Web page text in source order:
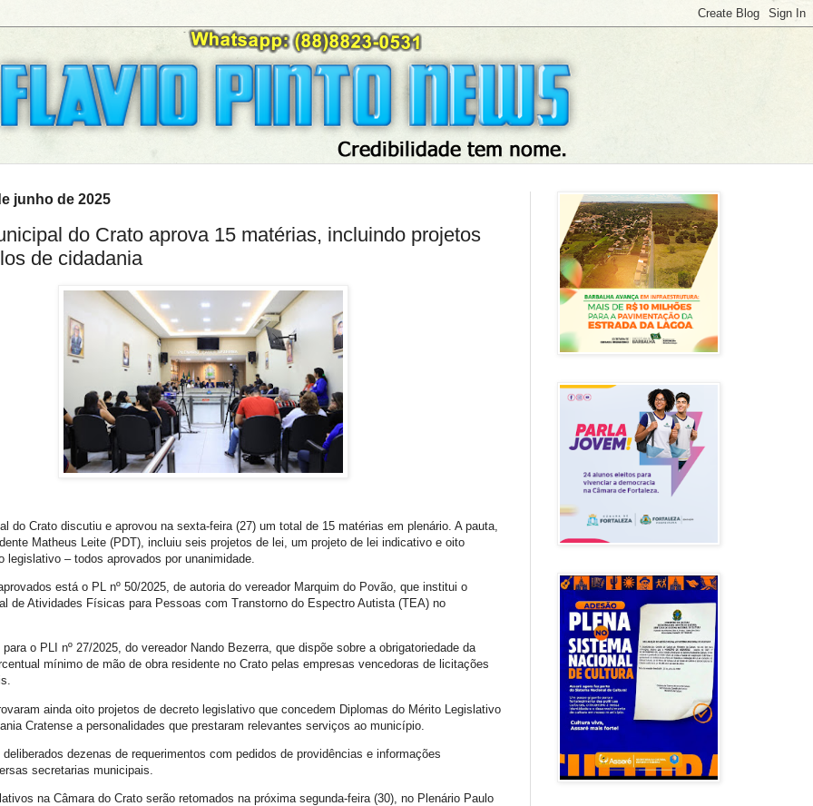
junho de 2025
do Crato aprova 15 matérias, incluindo projetos
de cidadania
do Crato discutiu e aprovou na sexta-feira (27) um total de 15 matérias em plenário. A pauta,
Matheus Leite (PDT), incluiu seis projetos de lei, um projeto de lei indicativo e oito
legislativo – todos aprovados por unanimidade.
está o PL nº 50/2025, de autoria do vereador Marquim do Povão, que institui o
de Atividades Físicas para Pessoas com Transtorno do Espectro Autista (TEA) no
o PLI nº 27/2025, do vereador Nando Bezerra, que dispõe sobre a obrigatoriedade da
mínimo de mão de obra residente no Crato pelas empresas vencedoras de licitações
ainda oito projetos de decreto legislativo que concedem Diplomas do Mérito Legislativo
Cratense a personalidades que prestaram relevantes serviços ao município.
dezenas de requerimentos com pedidos de providências e informações
secretarias municipais.
na Câmara do Crato serão retomados na próxima segunda-feira (30), no Plenário Paulo